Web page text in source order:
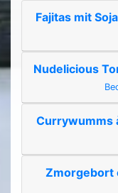
Fajitas mit
Nudelicious
Currywumms
Zmorgebort